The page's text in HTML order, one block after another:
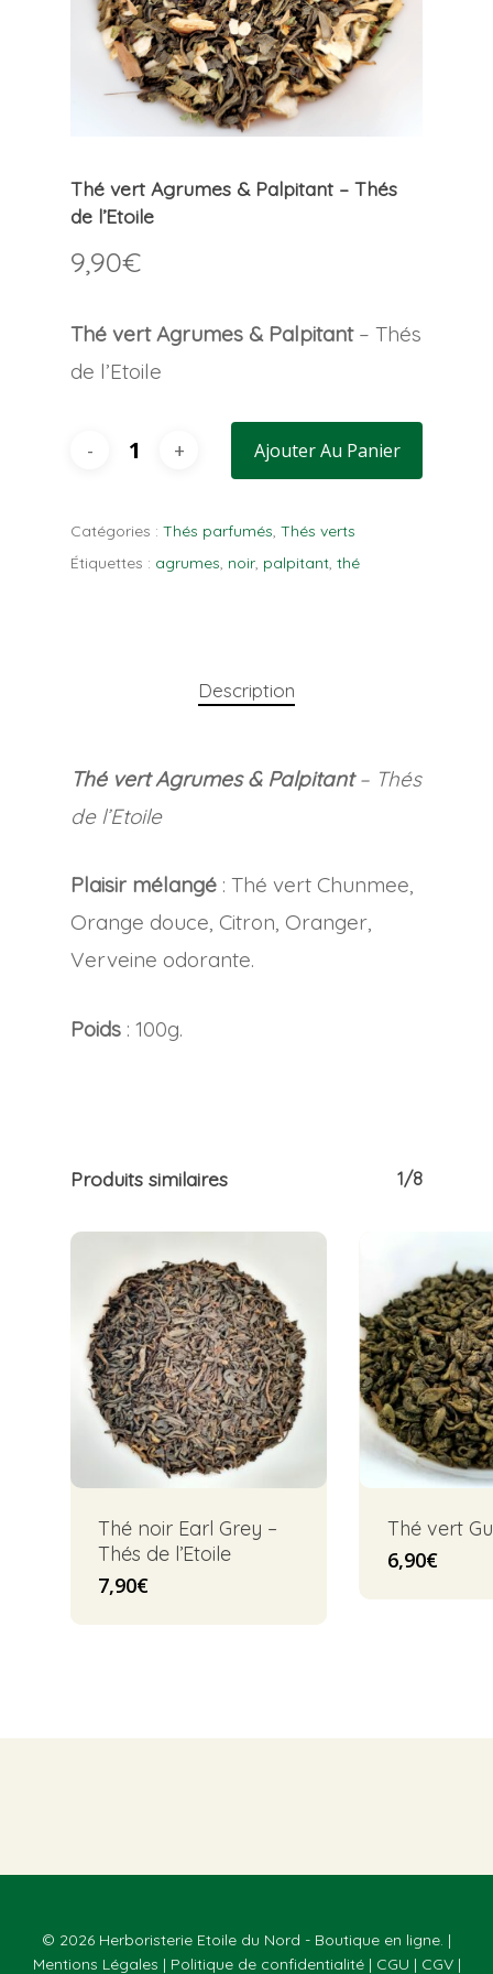
Thé vert Agrumes & Palpitant – Thés
de l’Etoile
9,90€
Thé vert Agrumes & Palpitant – Thés
de l’Etoile
Ajouter Au Panier
Catégories : Thés parfumés, Thés verts
Étiquettes : agrumes, noir, palpitant, thé
Description
Thé vert Agrumes & Palpitant– Thés
de l’Etoile
Plaisir mélangé : Thé vert Chunmee,
Orange douce, Citron, Oranger,
Verveine odorante.
Poids : 100g.
Produits similaires 1/8
Thé noir Earl Grey –
Thés de l’Etoile
7,90€
Thé vert
6,90€
© 2026 Herboristerie Etoile du Nord - Boutique en ligne. |
Mentions Légales | Politique de confidentialité| CGU | CGV|